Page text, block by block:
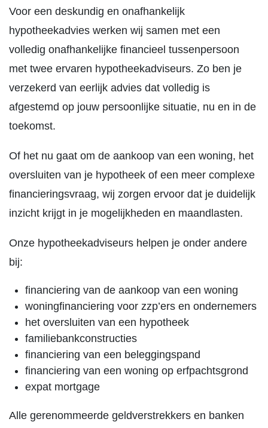
Voor een deskundig en onafhankelijk
hypotheekadvies werken wij samen met een
volledig onafhankelijke financieel tussenpersoon
met twee ervaren hypotheekadviseurs. Zo ben je
verzekerd van eerlijk advies dat volledig is
afgestemd op jouw persoonlijke situatie, nu en in de
toekomst.
Of het nu gaat om de aankoop van een woning, het
oversluiten van je hypotheek of een meer complexe
financieringsvraag, wij zorgen ervoor dat je duidelijk
inzicht krijgt in je mogelijkheden en maandlasten.
Onze hypotheekadviseurs helpen je onder andere
bij:
financiering van de aankoop van een woning
woningfinanciering voor zzp’ers en ondernemers
het oversluiten van een hypotheek
familiebankconstructies
financiering van een beleggingspand
financiering van een woning op erfpachtsgrond
expat mortgage
Alle gerenommeerde geldverstrekkers en banken